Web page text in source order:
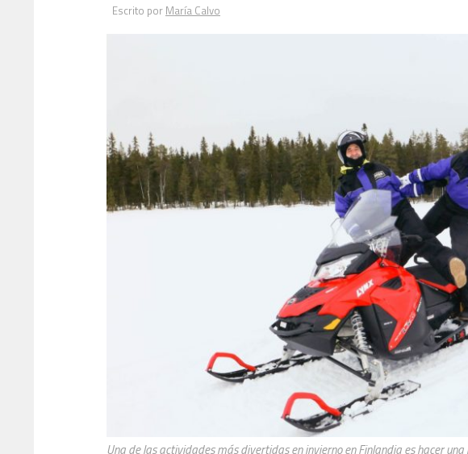
Escrito por María Calvo
Una de las actividades más divertidas en invierno en Finlandia es hacer